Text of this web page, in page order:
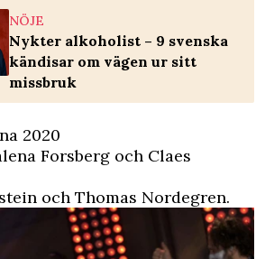
NÖJE
Nykter alkoholist – 9 svenska
kändisar om vägen ur sitt
missbruk
2020
Forsberg och Claes
och Thomas Nordegren.